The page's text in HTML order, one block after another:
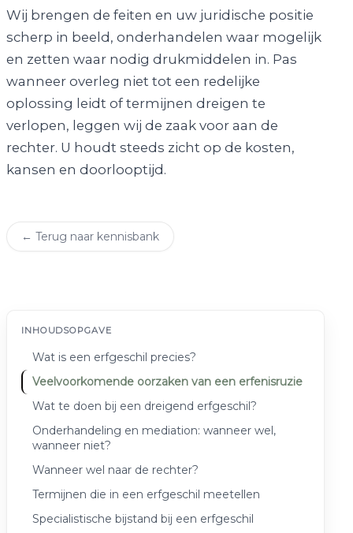
Wij brengen de feiten en uw juridische positie
scherp in beeld, onderhandelen waar mogelijk
en zetten waar nodig drukmiddelen in. Pas
wanneer overleg niet tot een redelijke
oplossing leidt of termijnen dreigen te
verlopen, leggen wij de zaak voor aan de
rechter. U houdt steeds zicht op de kosten,
kansen en doorlooptijd.
← Terug naar kennisbank
INHOUDSOPGAVE
Wat is een erfgeschil precies?
Veelvoorkomende oorzaken van een erfenisruzie
Wat te doen bij een dreigend erfgeschil?
Onderhandeling en mediation: wanneer wel,
wanneer niet?
Wanneer wel naar de rechter?
Termijnen die in een erfgeschil meetellen
Specialistische bijstand bij een erfgeschil